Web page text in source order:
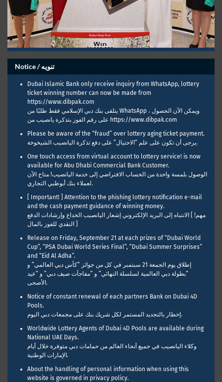
Notice / تنويه
Dubai Islamic Bank only receive inquiry from WhatsApp, lottery
ticket winning number can now be made from
https://www.dibpak.com
يتلقى بنك دبي الإسلامي فقط طلبًا من WhatsApp ، ويمكن الآن الحصول
على رقم الفوز بتذكرة يانصيب من https://www.dibpak.com
Please be aware of the “fraud” over lottery aging ticket payment.
يرجى أن تكون على علم “الاحتيال” على دفع تذكرة اليانصيب الشيخوخة.
One touch access from virtual account to lottery service! is now
available for Abu Dhabi Commercial Bank Customer.
الوصول بلمسة واحدة من الحساب الافتراضي إلى خدمة اليانصيب! متاح الآن
لعملاء بنك أبوظبي التجاري.
[ Important! ] Attention to the phishing lottery notification e-mail
and the cash payment guidance of winning money.
مهم! ] الانتباه إلى البريد الإلكتروني إشعار اليانصيب الخداع وإرشادات الدفع
Release on Friday, September 21 at each prizes of “Dubai World
Cup”, “PSA Dubai World Series Final”, “Dubai Summer Surprises”
and “Eid Al Adha”.
إطلاق يوم الجمعة 21 سبتمبر في كل من جوائز “كأس دبي العالمي” و
“بطولة دبي العالمية لسلسلة النهائي” و “مفاجآت صيف دبي” و “عيد
الأضحى.
Notice of constant renewal of each partners Bank on Dubai 4D
Pools.
إخطار بالتجديد المستمر لكل شريك بنك على مجمعات دبي اليوم.
Worldwide Lottery Agents of Dubai 4D Pools are available during
National UAE Days.
وكلاء اليانصيب في جميع أنحاء العالم من حمامات دبي متوفرة خلال أيام
الإمارات الوطنية.
About the handling of personal information when using this
website is governed in privacy policy.